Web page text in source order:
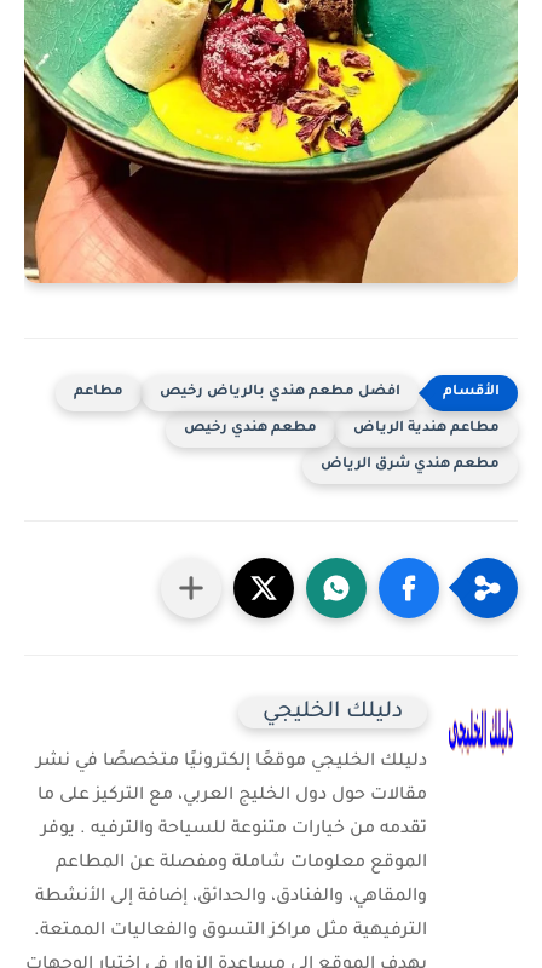
افضل مطعم هندي بالرياض رخيص مطاعم
مطاعم هندية الرياض مطعم هندي رخيص
مطعم هندي شرق الرياض
دليلك الخليجي
دليلك الخليجي موقعًا إلكترونيًا متخصصًا في نشر
مقالات حول دول الخليج العربي، مع التركيز على ما
تقدمه من خيارات متنوعة للسياحة والترفيه . يوفر
الموقع معلومات شاملة ومفصلة عن المطاعم
والمقاهي، والفنادق، والحدائق، إضافة إلى الأنشطة
الترفيهية مثل مراكز التسوق والفعاليات الممتعة.